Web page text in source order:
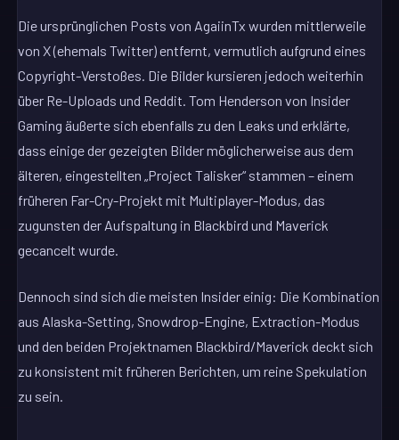
Die ursprünglichen Posts von AgaiinTx wurden mittlerweile
von X (ehemals Twitter) entfernt, vermutlich aufgrund eines
Copyright-Verstoßes. Die Bilder kursieren jedoch weiterhin
über Re-Uploads und Reddit. Tom Henderson von Insider
Gaming äußerte sich ebenfalls zu den Leaks und erklärte,
dass einige der gezeigten Bilder möglicherweise aus dem
älteren, eingestellten „Project Talisker“ stammen – einem
früheren Far-Cry-Projekt mit Multiplayer-Modus, das
zugunsten der Aufspaltung in Blackbird und Maverick
gecancelt wurde.
Dennoch sind sich die meisten Insider einig: Die Kombination
aus Alaska-Setting, Snowdrop-Engine, Extraction-Modus
und den beiden Projektnamen Blackbird/Maverick deckt sich
zu konsistent mit früheren Berichten, um reine Spekulation
zu sein.